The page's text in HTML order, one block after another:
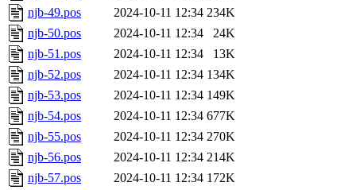
njb-49.pos
2024-10-11 12:34 234K
njb-50.pos
2024-10-11 12:34
24K
njb-51.pos
2024-10-11 12:34
13K
njb-52.pos
2024-10-11 12:34 134K
njb-53.pos
2024-10-11 12:34 149K
njb-54.pos
2024-10-11 12:34 677K
njb-55.pos
2024-10-11 12:34 270K
njb-56.pos
2024-10-11 12:34 214K
njb-57.pos
2024-10-11 12:34 172K